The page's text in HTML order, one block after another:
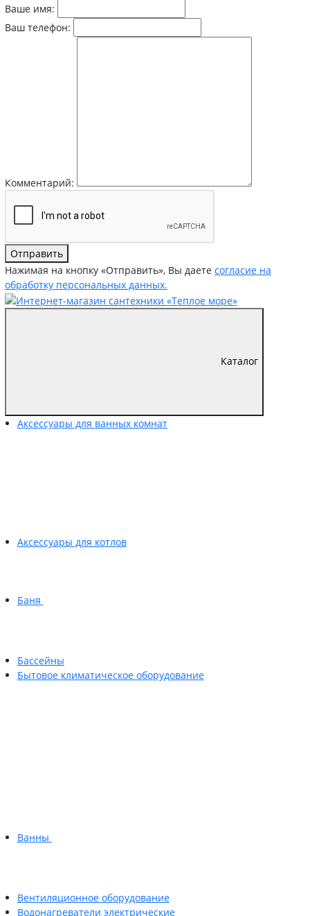
Ваше имя:
Ваш телефон:
Комментарий:
Отправить
Нажимая на кнопку «Отправить», Вы даете согласие на
обработку персональных данных.
Каталог
Аксессуары для ванных комнат
Аксессуары для котлов
Баня
Бассейны
Бытовое климатическое оборудование
Ванны
Вентиляционное оборудование
Водонагреватели электрические